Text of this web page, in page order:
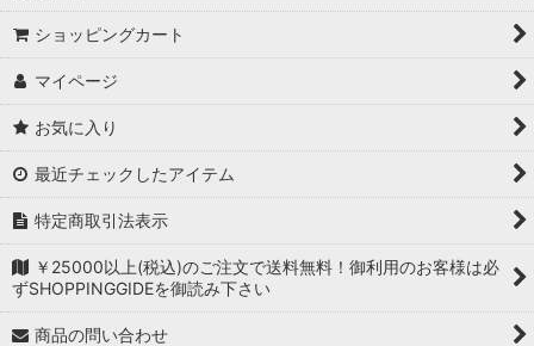
ショッピングカート
マイページ
お気に入り
最近チェックしたアイテム
特定商取引法表示
￥25000以上(税込)のご注文で送料無料！御利用のお客様は必
ずSHOPPINGGIDEを御読み下さい
商品の問い合わせ